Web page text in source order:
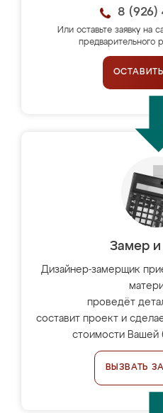
8 (926)
Или оставьте заявку на
предварительного
Замер и
Дизайнер-замерщик
проведёт
составит проект и
стоимости Вашей
ВЫЗВАТЬ